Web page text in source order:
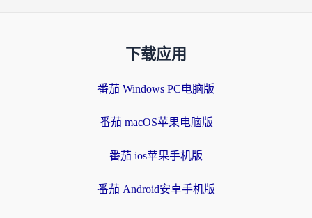
下载应用
番茄 Windows PC电脑版
番茄 macOS苹果电脑版
番茄 ios苹果手机版
番茄 Android安卓手机版